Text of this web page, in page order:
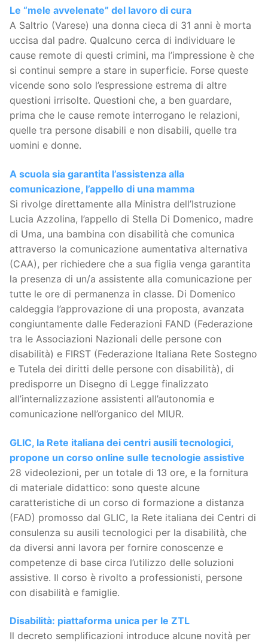
Le “mele avvelenate” del lavoro di cura
A Saltrio (Varese) una donna cieca di 31 anni è morta
uccisa dal padre. Qualcuno cerca di individuare le
cause remote di questi crimini, ma l’impressione è che
si continui sempre a stare in superficie. Forse queste
vicende sono solo l’espressione estrema di altre
questioni irrisolte. Questioni che, a ben guardare,
prima che le cause remote interrogano le relazioni,
quelle tra persone disabili e non disabili, quelle tra
uomini e donne.
A scuola sia garantita l’assistenza alla
comunicazione, l’appello di una mamma
Si rivolge direttamente alla Ministra dell’Istruzione
Lucia Azzolina, l’appello di Stella Di Domenico, madre
di Uma, una bambina con disabilità che comunica
attraverso la comunicazione aumentativa alternativa
(CAA), per richiedere che a sua figlia venga garantita
la presenza di un/a assistente alla comunicazione per
tutte le ore di permanenza in classe. Di Domenico
caldeggia l’approvazione di una proposta, avanzata
congiuntamente dalle Federazioni FAND (Federazione
tra le Associazioni Nazionali delle persone con
disabilità) e FIRST (Federazione Italiana Rete Sostegno
e Tutela dei diritti delle persone con disabilità), di
predisporre un Disegno di Legge finalizzato
all’internalizzazione assistenti all’autonomia e
comunicazione nell’organico del MIUR.
GLIC, la Rete italiana dei centri ausili tecnologici,
propone un corso online sulle tecnologie assistive
28 videolezioni, per un totale di 13 ore, e la fornitura
di materiale didattico: sono queste alcune
caratteristiche di un corso di formazione a distanza
(FAD) promosso dal GLIC, la Rete italiana dei Centri di
consulenza su ausili tecnologici per la disabilità, che
da diversi anni lavora per fornire conoscenze e
competenze di base circa l’utilizzo delle soluzioni
assistive. Il corso è rivolto a professionisti, persone
con disabilità e famiglie.
Disabilità: piattaforma unica per le ZTL
Il decreto semplificazioni introduce alcune novità per